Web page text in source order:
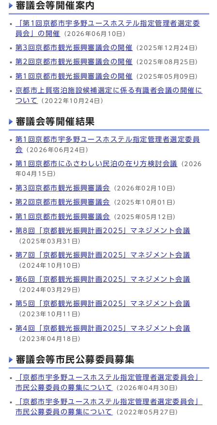
審議会等開催案内
「第1回京都市宇多野ユースホステル指定管理者選定委
員会」の開催
（2026年06月10日）
第3回京都市観光振興審議会の開催 （2025年12月24日）
第2回京都市観光振興審議会の開催 （2025年08月25日）
第1回京都市観光振興審議会の開催 （2025年05月09日）
京都市上質宿泊施設候補選定に係る有識者会議の開催に
ついて
（2022年10月24日）
審議会等開催結果
第1回京都市宇多野ユースホステル指定管理者選定委員
会
（2026年06月24日）
第1回京都市にふさわしい民泊の在り方検討会議 （2026
年04月15日）
第3回京都市観光振興審議会
（2026年02月10日）
第2回京都市観光振興審議会 （2025年10月01日）
第1回京都市観光振興審議会 （2025年05月12日）
第8回「京都観光振興計画2025」マネジメント会議
（2025年03月31日）
第7回「京都観光振興計画2025」マネジメント会議
（2024年10月10日）
第6回「京都観光振興計画2025」マネジメント会議
（2024年03月29日）
第5回「京都観光振興計画2025」マネジメント会議
（2023年10月11日）
第4回「京都観光振興計画2025」マネジメント会議
（2023年04月18日）
審議会等市民公募委員募集
「京都市宇多野ユースホステル指定管理者選定委員会」
市民公募委員の募集について
（2026年04月30日）
「京都市宇多野ユースホステル指定管理者選定委員会」
市民公募委員の募集について
（2022年05月27日）